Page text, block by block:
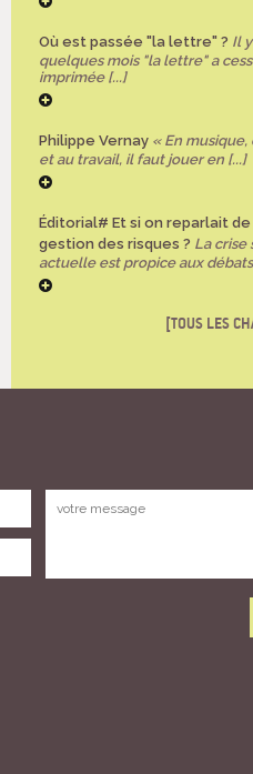
Où est passée "la lettre" ? Il
quelques mois "la lettre" a
imprimée [...]
Philippe Vernay « En musique,
et au travail, il faut jouer en [...]
Éditorial# Et si on reparlait de
gestion des risques ? La crise
actuelle est propice aux
TOUS LES